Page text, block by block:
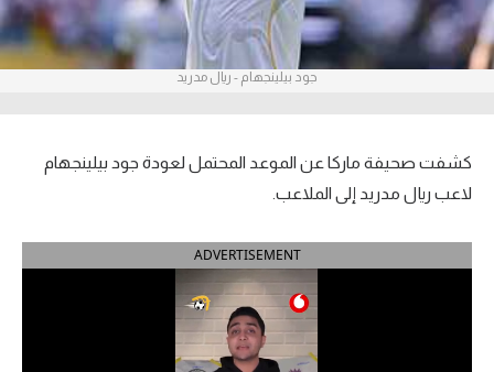
بطولات
الدوري الإنجليزي الممتاز
جود بيلينجهام - ريال مدريد
كشفت صحيفة ماركا عن الموعد المحتمل لعودة جود بيلينجهام
لاعب ريال مدريد إلى الملاعب.
ADVERTISEMENT